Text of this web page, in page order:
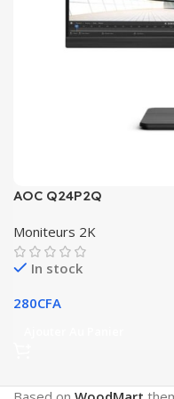
AOC Q24P2Q
Moniteurs 2K
In stock
280CFA